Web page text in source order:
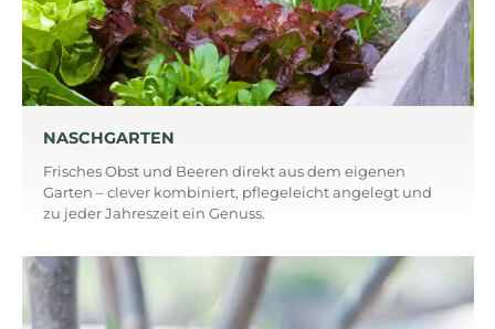
NASCHGARTEN
Frisches Obst und Beeren direkt aus dem eigenen
Garten – clever kombiniert, pflegeleicht angelegt und
zu jeder Jahreszeit ein Genuss.